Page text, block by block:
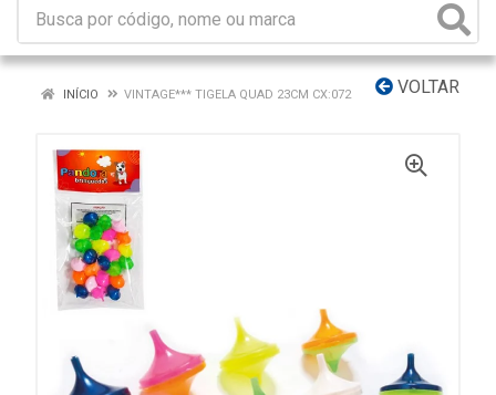
VOLTAR
INÍCIO VINTAGE*** TIGELA QUAD 23CM CX:072